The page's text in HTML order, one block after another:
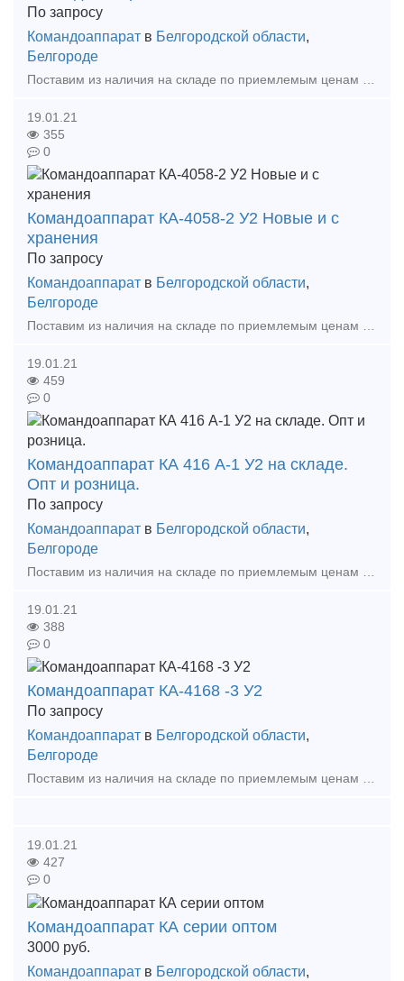
По запросу
Командоаппарат в Белгородской области,
Белгороде
19.01.21
355
0
Командоаппарат КА-4058-2 У2 Новые и с
хранения
По запросу
Командоаппарат в Белгородской области,
Белгороде
19.01.21
459
0
Командоаппарат КА 416 А-1 У2 на складе.
Опт и розница.
По запросу
Командоаппарат в Белгородской области,
Белгороде
19.01.21
388
0
Командоаппарат КА-4168 -3 У2
По запросу
Командоаппарат в Белгородской области,
Белгороде
Поставим из наличия на складе по приемлемым ценам в короткие сроки в любой регион России. Наличие на складе. Оптом и в розницу. Выгодные цены. Командоаппарат КА 414 А-1 У2
19.01.21
427
0
Командоаппарат КА серии оптом
3000 руб.
Командоаппарат в Белгородской области,